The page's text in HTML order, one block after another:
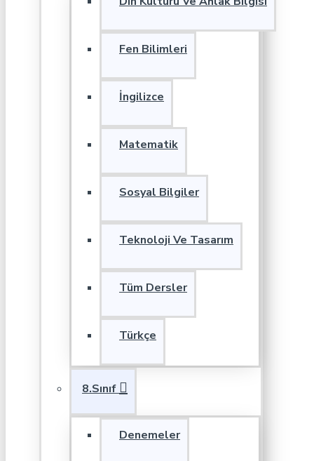
Fen Bilimleri
İngilizce
Matematik
Sosyal Bilgiler
Teknoloji Ve Tasarım
Tüm Dersler
Türkçe
8.Sınıf
Denemeler